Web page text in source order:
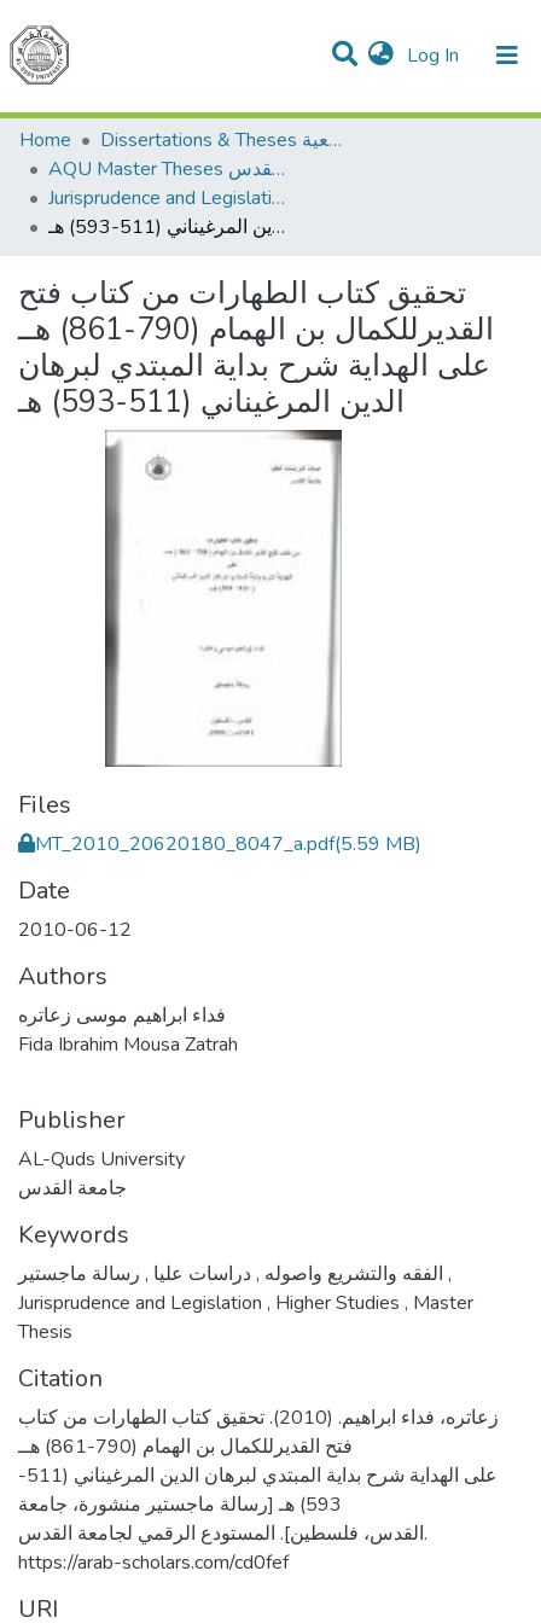
Log In (current)
Communities & Collections
All of DSpace
Home
Dissertations & Theses الرسائل الجامعية
AQU Master Theses الرسائل الجامعية الخاصة بجامعة القدس
Jurisprudence and Legislation الفقه والتشريع
تحقيق كتاب الطهارات من كتاب فتح القديرللكمال بن الهمام (790-861) هــ على الهداية شرح بداية المبتدي لبرهان الدين المرغيناني (511-593) هـ
تحقيق كتاب الطهارات من كتاب فتح
القديرللكمال بن الهمام (790-861) هــ
على الهداية شرح بداية المبتدي لبرهان
الدين المرغيناني (511-593) هـ
Files
MT_2010_20620180_8047_a.pdf(5.59 MB)
Date
2010-06-12
Authors
فداء ابراهيم موسى زعاتره
Fida Ibrahim Mousa Zatrah
Publisher
AL-Quds University
جامعة القدس
Keywords
الفقه والتشريع واصوله ,دراسات عليا ,
,
Jurisprudence and Legislation , Higher Studies , Master
Thesis
Citation
زعاتره، فداء ابراهيم. (2010). تحقيق كتاب الطهارات من كتاب
فتح القديرللكمال بن الهمام (790-861) هــ
على الهداية شرح بداية المبتدي لبرهان الدين المرغيناني (511-
593) هـ [رسالة ماجستير منشورة، جامعة
القدس، فلسطين]. المستودع الرقمي لجامعة القدس.
https://arab-scholars.com/cd0fef
URI